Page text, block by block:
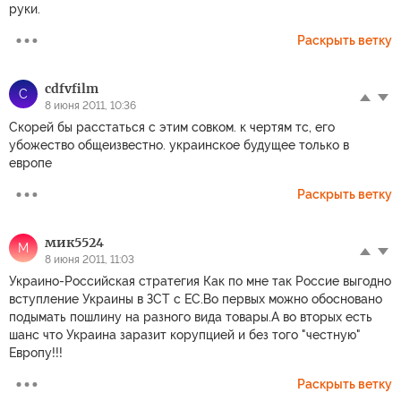
руки.
Раскрыть ветку
C cdfvfilm
8 июня 2011, 10:36
Скорей бы расстаться с этим совком. к чертям тс, его
убожество общеизвестно. украинское будущее только в
европе
Раскрыть ветку
М мик5524
8 июня 2011, 11:03
Украино-Российская стратегия Как по мне так Россие выгодно
вступление Украины в ЗСТ с ЕС.Во первых можно обосновано
подымать пошлину на разного вида товары.А во вторых есть
шанс что Украина заразит корупцией и без того "честную"
Европу!!!
Раскрыть ветку